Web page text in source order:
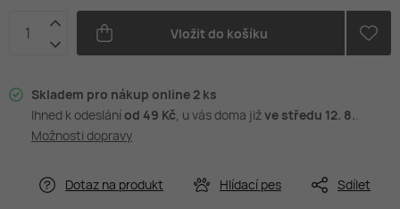
Vložit do košíku
Skladem pro nákup online 2 ks
Ihned k odesláníod 49 Kč, u vás doma jižve středu 12. 8..
Možnosti dopravy
Dotaz na produkt Hlídací pes Sdílet